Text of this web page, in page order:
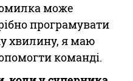
може
програмувати
хвилину, я маю
команді.